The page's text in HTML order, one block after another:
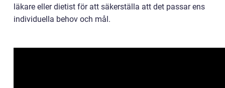
läkare eller dietist för att säkerställa att det passar ens
individuella behov och mål.